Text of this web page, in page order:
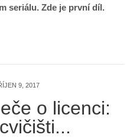
seriálu. Zde je první díl.
9, 2017
o licenci: